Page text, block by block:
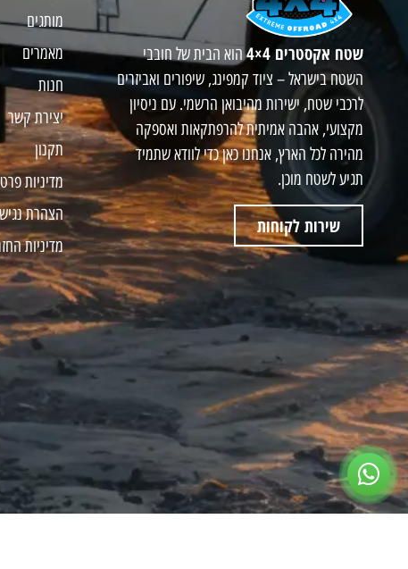
שטח אקסטרים 4×4
הוא הבית של חובבי
השטח בישראל – ציוד קמפינג, שיפורים ואביזרים
לרכבי שטח, ישירות מהיבואן הרשמי. עם ניסיון
מקצועי, אהבה אמיתית להרפתקאות ואספקה
מהירה לכל הארץ, אנחנו כאן כדי לוודא שתמיד
תגיע לשטח מוכן.
שירות לקוחות
מותגים
מאמרים
חנות
יצירת קשר
תקנון
מדיניות
הצהרת
מדיניות